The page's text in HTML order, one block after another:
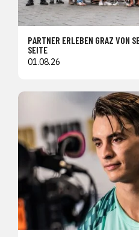
PARTNER ERLEBEN GRAZ VON
SEITE
01.08.26